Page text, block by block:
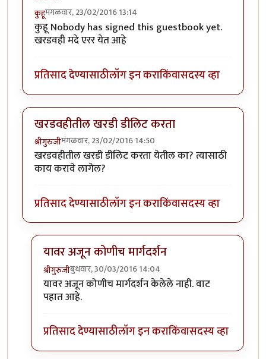
कुहूमंगळवार, 23/02/2016 13:14
कुहू Nobody has signed this guestbook yet.
खरडवही मदे एरर येत आहे
प्रतिसाद देण्यासाठीलॉग इन कराकिंवासदस्य व्हा
खरडवहीतील खरडी डीलिट करता
श्रीगुरुजीमंगळवार, 23/02/2016 14:50
खरडवहीतील खरडी डीलिट करता येतील का? त्यासाठी
काय करावे लागेल?
प्रतिसाद देण्यासाठीलॉग इन कराकिंवासदस्य व्हा
यावर अजून कोणीच मार्गदर्शन
श्रीगुरुजीबुधवार, 30/03/2016 14:04
In reply toखरडवहीतील खरडी डीलिट करताby
यावर अजून कोणीच मार्गदर्शन केलेले नाही. वाट
पहात आहे.
प्रतिसाद देण्यासाठीलॉग इन कराकिंवासदस्य व्हा